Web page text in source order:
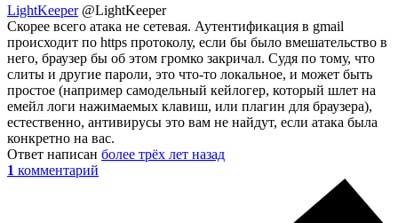
LightKeeper @LightKeeper
Скорее всего атака не сетевая. Аутентификация в gmail
происходит по https протоколу, если бы было вмешательство в
него, браузер бы об этом громко закричал. Судя по тому, что
слиты и другие пароли, это что-то локальное, и может быть
простое (например самодельный кейлогер, который шлет на
емейл логи нажимаемых клавиш, или плагин для браузера),
естественно, антивирусы это вам не найдут, если атака была
конкретно на вас.
Ответ написан более трёх лет назад
1 комментарий